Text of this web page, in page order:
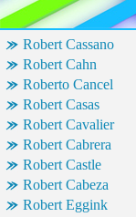
Robert Cassano
Robert Cahn
Roberto Cancel
Robert Casas
Robert Cavalier
Robert Cabrera
Robert Castle
Robert Cabeza
Robert Eggink